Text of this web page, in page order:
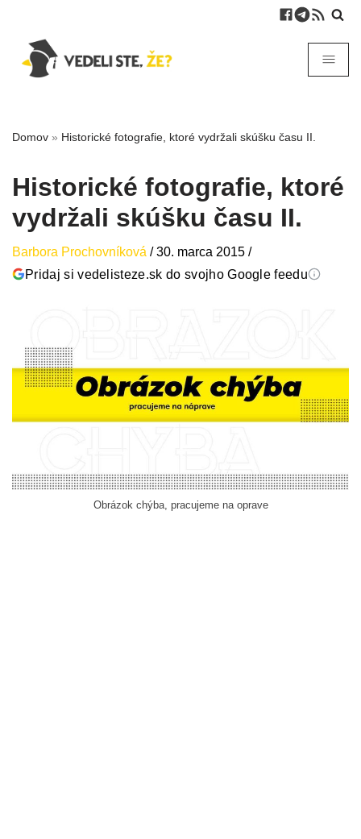
Domov » Historické fotografie, ktoré vydržali skúšku času II.
Historické fotografie, ktoré
vydržali skúšku času II.
Barbora Prochovníková /30. marca 2015 /
Pridaj si vedelisteze.sk do svojho Google feedu
Obrázok chýba, pracujeme na oprave